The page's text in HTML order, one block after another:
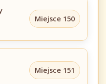
Miejsce 150
Miejsce 151